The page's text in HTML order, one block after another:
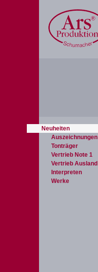
Neuheiten
Auszeichnungen
Tonträger
Vertrieb Note 1
Vertrieb Ausland
Interpreten
Werke